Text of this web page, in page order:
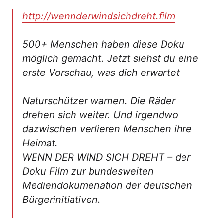
http://wennderwindsichdreht.film
500+ Menschen haben diese Doku
möglich gemacht. Jetzt siehst du eine
erste Vorschau, was dich erwartet
Naturschützer warnen. Die Räder
drehen sich weiter. Und irgendwo
dazwischen verlieren Menschen ihre
Heimat.
WENN DER WIND SICH DREHT – der
Doku Film zur bundesweiten
Mediendokumenation der deutschen
Bürgerinitiativen.